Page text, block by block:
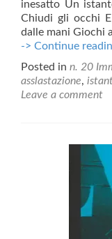
inesatto Un
Chiudi gli occhi
dalle mani Giochi a
-> Continue
Posted in n. 20
asslastazione,
Leave a comment